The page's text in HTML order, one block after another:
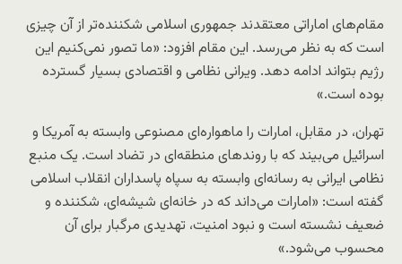
مقام‌های اماراتی معتقدند جمهوری اسلامی شکننده‌تر از آن چیزی
است که به نظر می‌رسد. این مقام افزود: «ما تصور نمی‌کنیم این
رژیم بتواند ادامه دهد. ویرانی نظامی و اقتصادی بسیار گسترده
بوده است.»
تهران، در مقابل، امارات را ماهواره‌ای مصنوعی وابسته به آمریکا و
اسرائیل می‌بیند که با روندهای منطقه‌ای در تضاد است. یک منبع
نظامی ایرانی به رسانه‌ای وابسته به سپاه پاسداران انقلاب اسلامی
گفته است: «امارات می‌داند که در خانه‌ای شیشه‌ای، شکننده و
ضعیف نشسته است و نبود امنیت، تهدیدی مرگبار برای آن
محسوب می‌شود.»